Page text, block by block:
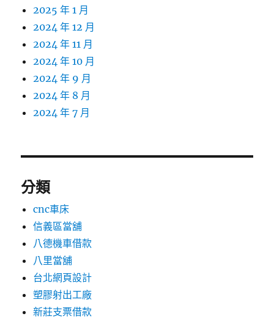
2025 年 1 月
2024 年 12 月
2024 年 11 月
2024 年 10 月
2024 年 9 月
2024 年 8 月
2024 年 7 月
分類
cnc車床
信義區當舖
八德機車借款
八里當舖
台北網頁設計
塑膠射出工廠
新莊支票借款